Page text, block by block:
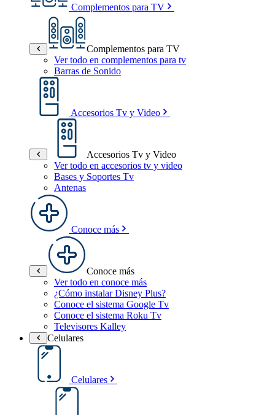
Complementos para TV
Complementos para TV
Ver todo en complementos para tv
Barras de Sonido
Accesorios Tv y Video
Accesorios Tv y Video
Ver todo en accesorios tv y video
Bases y Soportes Tv
Antenas
Conoce más
Conoce más
Ver todo en conoce más
¿Cómo instalar Disney Plus?
Conoce el sistema Google Tv
Conoce el sistema Roku Tv
Televisores Kalley
Celulares
Celulares